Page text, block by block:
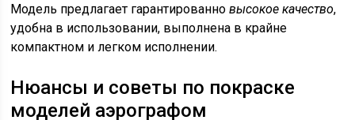
Модель предлагает гарантированновысокое качество,
удобна в использовании, выполнена в крайне
компактном и легком исполнении.
Нюансы и советы по покраске
моделей аэрографом